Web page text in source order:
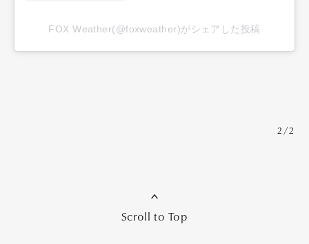
FOX Weather(@foxweather)がシェアした投稿
2/2
Scroll to Top